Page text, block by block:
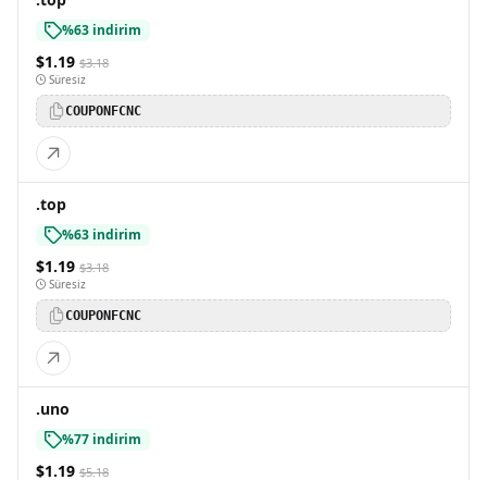
%63 indirim
$1.19 $3.18
Süresiz
COUPONFCNC
.top
%63 indirim
$1.19 $3.18
Süresiz
COUPONFCNC
.uno
%77 indirim
$1.19 $5.18